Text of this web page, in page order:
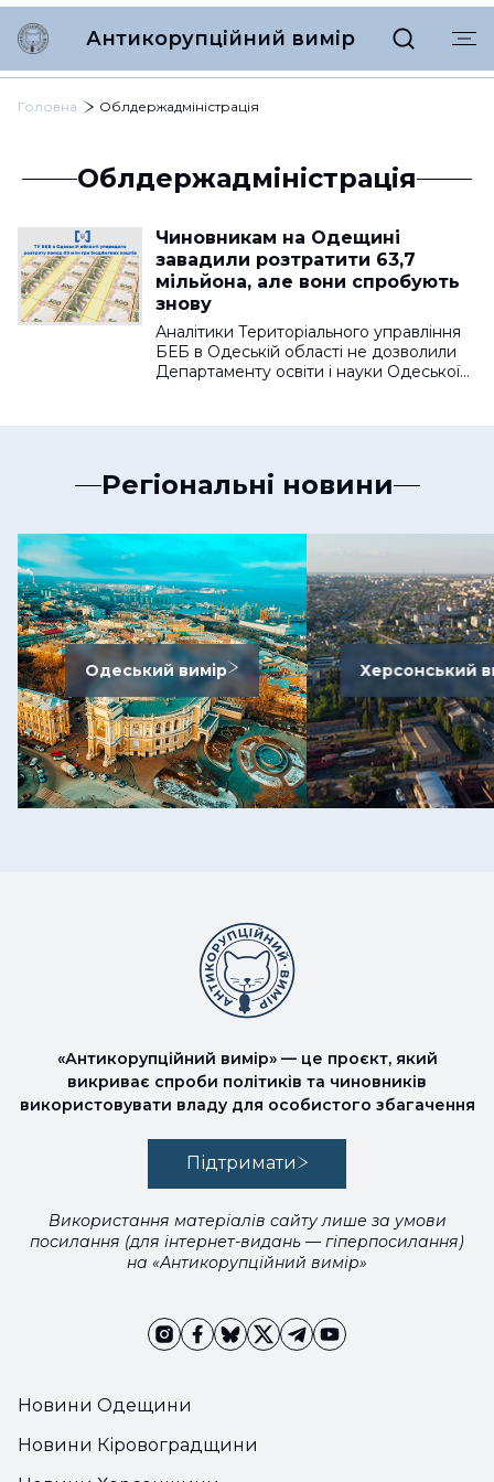
Антикорупційний вимір
Головна Облдержадміністрація
Облдержадміністрація
Чиновникам на Одещині
завадили розтратити 63,7
мільйона, але вони спробують
знову
Аналітики Територіального управління
БЕБ в Одеській області не дозволили
Департаменту освіти і науки Одеської…
Регіональні новини
Одеський вимір Херсонський
Новини Одещини
Новини Кіровоградщини
«Антикорупційний вимір» — це проєкт, який
викриває спроби політиків та чиновників
використовувати владу для особистого збагачення
Підтримати
Використання матеріалів сайту лише за умови
посилання (для інтернет-видань — гіперпосилання)
на «Антикорупційний вимір»